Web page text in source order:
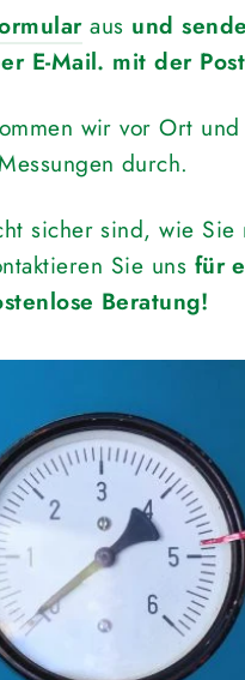
aus und
E-Mail. mit der Post
wir vor Ort
durch.
sicher sind, wie Sie
Sie uns für
Beratung!